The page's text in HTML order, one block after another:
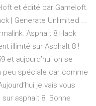
et édité par Gameloft.
| Generate Unlimited ...
Asphalt 8 Hack
illimté sur Asphalt 8 !
et aujourd’hui on se
peu spéciale car comme
je vais vous
asphalt 8. Bonne